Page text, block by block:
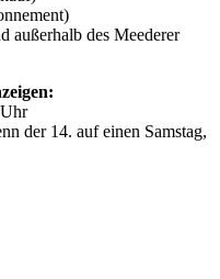
außerhalb des Meederer
der 14. auf einen Samstag,